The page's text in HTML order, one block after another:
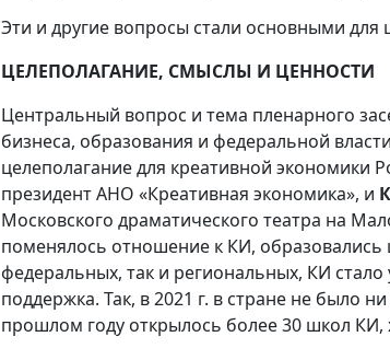
Эти и другие вопросы стали основными
ЦЕЛЕПОЛАГАНИЕ, СМЫСЛЫ И ЦЕННОСТИ
Центральный вопрос и тема пленарного
бизнеса, образования и федеральной
целеполагание для креативной экономики
президент АНО «Креативная экономика», и
Московского драматического театра на
поменялось отношение к КИ, образовались
федеральных, так и региональных, КИ
поддержка. Так, в 2021 г. в стране не было
прошлом году открылось более 30 школ КИ,